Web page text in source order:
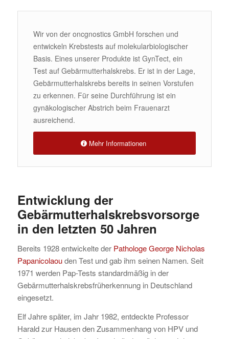
Wir von der oncgnostics GmbH forschen und
entwickeln Krebstests auf molekularbiologischer
Basis. Eines unserer Produkte ist GynTect, ein
Test auf Gebärmutterhalskrebs. Er ist in der Lage,
Gebärmutterhalskrebs bereits in seinen Vorstufen
zu erkennen. Für seine Durchführung ist ein
gynäkologischer Abstrich beim Frauenarzt
ausreichend.
Mehr Informationen
Entwicklung der
Gebärmutterhalskrebsvorsorge
in den letzten 50 Jahren
Bereits 1928 entwickelte der Pathologe George Nicholas
Papanicolaouden Test und gab ihm seinen Namen. Seit
1971 werden Pap-Tests standardmäßig in der
Gebärmutterhalskrebsfrüherkennung in Deutschland
eingesetzt.
Elf Jahre später, im Jahr 1982, entdeckte Professor
Harald zur Hausen den Zusammenhang von HPV und